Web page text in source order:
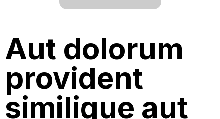
Aut dolorum
provident
similique aut